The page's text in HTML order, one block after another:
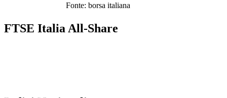
Fonte: borsa italiana
FTSE Italia All-Share